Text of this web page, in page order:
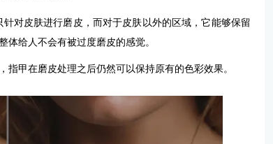
对皮肤进行磨皮，而对于皮肤以外的区域，它能够保留
体给人不会有被过度磨皮的感觉。
甲在磨皮处理之后仍然可以保持原有的色彩效果。